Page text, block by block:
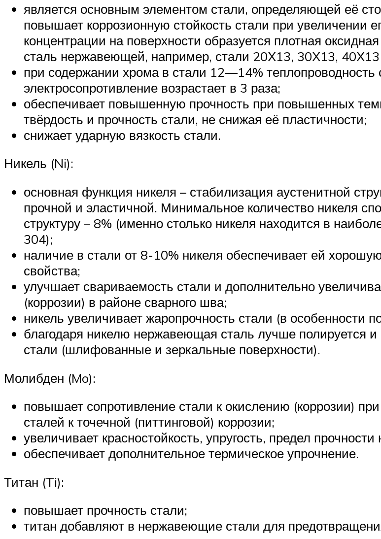
является основным элементом стали, определяющей её
повышает коррозионную стойкость стали при увеличении
концентрации на поверхности образуется плотная
сталь нержавеющей, например, стали 20Х13, 30Х13, 40Х13
при содержании хрома в стали 12—14% теплопроводность
электросопротивление возрастает в 3 раза;
обеспечивает повышенную прочность при повышенных
твёрдость и прочность стали, не снижая её пластичности;
снижает ударную вязкость стали.
Никель (Ni):
основная функция никеля – стабилизация аустенитной
прочной и эластичной. Минимальное количество никеля
структуру – 8% (именно столько никеля находится в
304);
наличие в стали от 8-10% никеля обеспечивает ей
свойства;
улучшает свариваемость стали и дополнительно
(коррозии) в районе сварного шва;
никель увеличивает жаропрочность стали (в особенности
благодаря никелю нержавеющая сталь лучше полируется
стали (шлифованные и зеркальные поверхности).
Молибден (Mo):
повышает сопротивление стали к окислению (коррозии)
сталей к точечной (питтинговой) коррозии;
увеличивает красностойкость, упругость, предел
обеспечивает дополнительное термическое упрочнение.
Титан (Ti):
повышает прочность стали;
титан добавляют в нержавеющие стали для